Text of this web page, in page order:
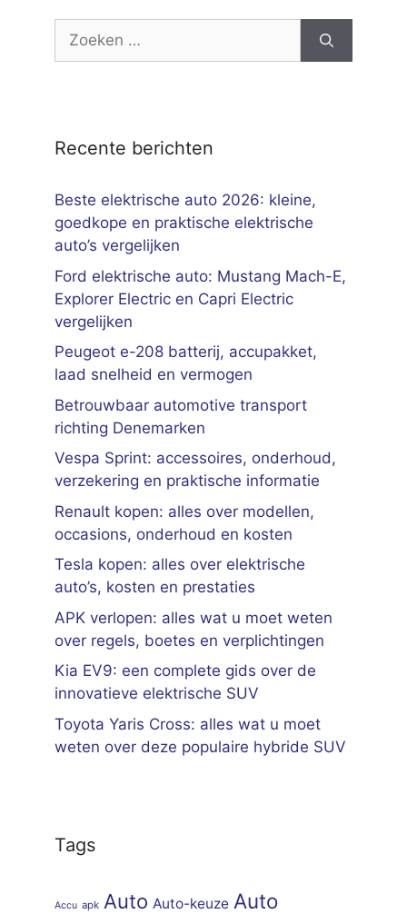
Zoek
Recente berichten
Beste elektrische auto 2026: kleine,
goedkope en praktische elektrische
auto’s vergelijken
Ford elektrische auto: Mustang Mach-E,
Explorer Electric en Capri Electric
vergelijken
Peugeot e-208 batterij, accupakket,
laad snelheid en vermogen
Betrouwbaar automotive transport
richting Denemarken
Vespa Sprint: accessoires, onderhoud,
verzekering en praktische informatie
Renault kopen: alles over modellen,
occasions, onderhoud en kosten
Tesla kopen: alles over elektrische
auto’s, kosten en prestaties
APK verlopen: alles wat u moet weten
over regels, boetes en verplichtingen
Kia EV9: een complete gids over de
innovatieve elektrische SUV
Toyota Yaris Cross: alles wat u moet
weten over deze populaire hybride SUV
Tags
Accu apk Auto Auto-keuze Auto